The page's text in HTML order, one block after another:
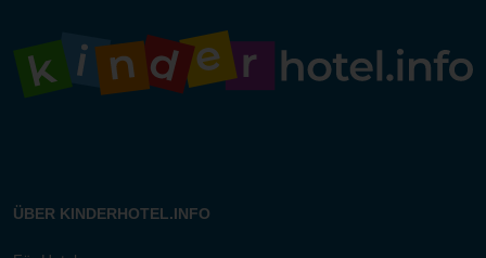
ÜBER KINDERHOTEL.INFO